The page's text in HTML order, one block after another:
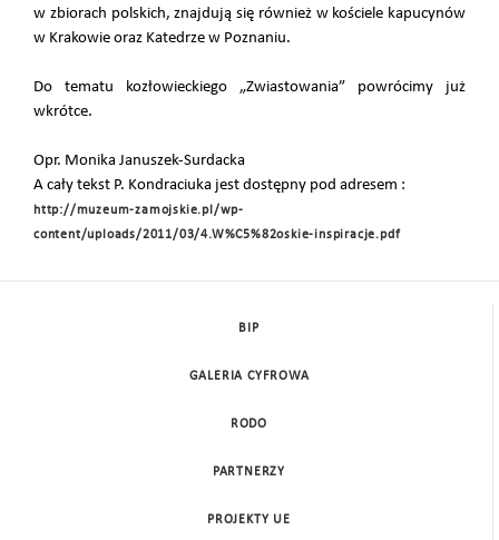
w zbiorach polskich, znajdują się również w kościele kapucynów
w Krakowie oraz Katedrze w Poznaniu.
Do tematu kozłowieckiego „Zwiastowania” powrócimy już
wkrótce.
Opr. Monika Januszek-Surdacka
A cały tekst P. Kondraciuka jest dostępny pod adresem :
http://muzeum-zamojskie.pl/wp-
content/uploads/2011/03/4.W%C5%82oskie-inspiracje.pdf
BIP
GALERIA CYFROWA
RODO
PARTNERZY
PROJEKTY UE